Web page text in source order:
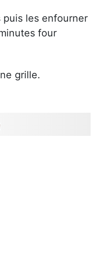
puis les enfourner
four
grille.